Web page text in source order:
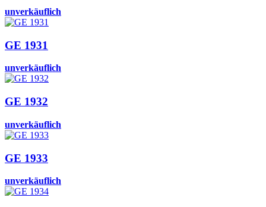
unverkäuflich
GE 1931
unverkäuflich
GE 1932
unverkäuflich
GE 1933
unverkäuflich